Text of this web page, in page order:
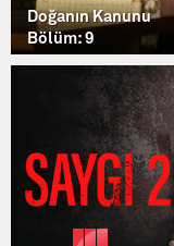
Doğanın Kanunu
Bölüm: 9